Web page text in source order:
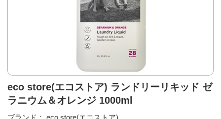
eco store(エコストア) ランドリーリキッド ゼ
ラニウム＆オレンジ 1000ml
ブランド： eco store(エコストア)